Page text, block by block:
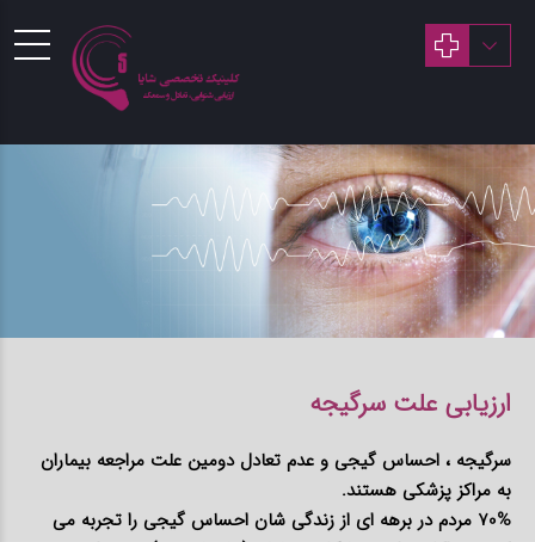
ارزیابی علت سرگیجه
سرگیجه ، احساس گیجی و عدم تعادل دومین علت مراجعه بیماران
به مراکز پزشکی هستند.
70% مردم در برهه ای از زندگی شان احساس گیجی را تجربه می